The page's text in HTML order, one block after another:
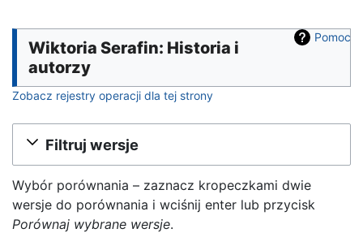
Pomoc
Wiktoria Serafin: Historia i
autorzy
Zobacz rejestry operacji dla tej strony
Filtruj wersje
Wybór porównania – zaznacz kropeczkami dwie
wersje do porównania i wciśnij enter lub przycisk
Porównaj wybrane wersje.